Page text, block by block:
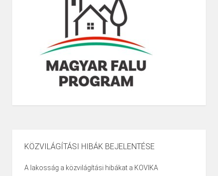
KÖZVILÁGÍTÁSI HIBÁK BEJELENTÉSE
A lakosság a közvilágítási hibákat a KOVIKA